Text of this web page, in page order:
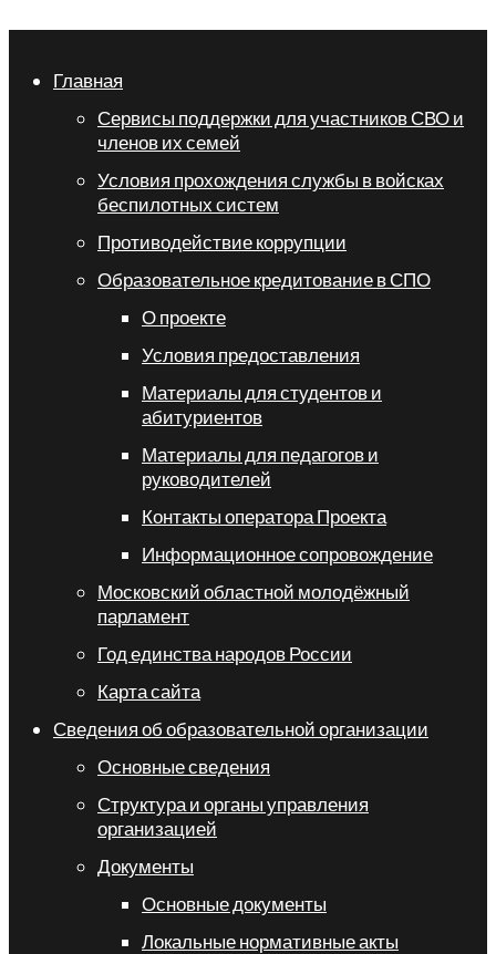
Главная
Сервисы поддержки для участников СВО и
членов их семей
Условия прохождения службы в войсках
беспилотных систем
Противодействие коррупции
Образовательное кредитование в СПО
О проекте
Условия предоставления
Материалы для студентов и
абитуриентов
Материалы для педагогов и
руководителей
Контакты оператора Проекта
Информационное сопровождение
Московский областной молодёжный
парламент
Год единства народов России
Карта сайта
Сведения об образовательной организации
Основные сведения
Структура и органы управления
организацией
Документы
Основные документы
Локальные нормативные акты